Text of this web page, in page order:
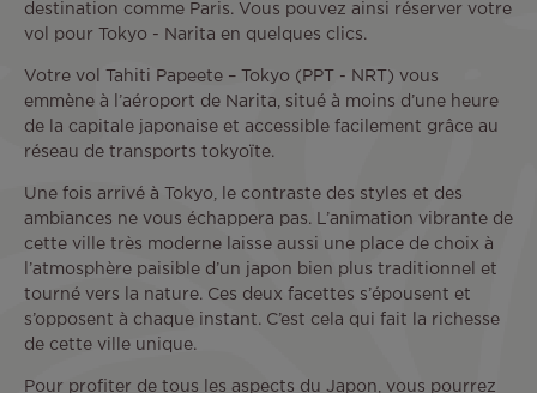
destination comme Paris. Vous pouvez ainsi réserver votre
vol pour Tokyo - Narita en quelques clics.
Votre vol Tahiti Papeete – Tokyo (PPT - NRT) vous
emmène à l’aéroport de Narita, situé à moins d’une heure
de la capitale japonaise et accessible facilement grâce au
réseau de transports tokyoïte.
Une fois arrivé à Tokyo, le contraste des styles et des
ambiances ne vous échappera pas. L’animation vibrante de
cette ville très moderne laisse aussi une place de choix à
l’atmosphère paisible d’un japon bien plus traditionnel et
tourné vers la nature. Ces deux facettes s’épousent et
s’opposent à chaque instant. C’est cela qui fait la richesse
de cette ville unique.
Pour profiter de tous les aspects du Japon, vous pourrez